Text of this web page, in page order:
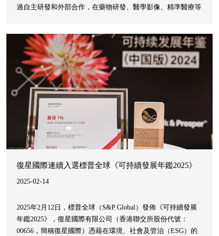
過自主研發和外部合作，在藥物研發、醫學影像、精準醫療等
智能辦公等方面的深入應用，以AI技術提質增效，促進企業管
理效率的提升。
復星國際連續入選標普全球《可持續發展年鑑2025》
2025-02-14
2025年2月12日，標普全球（S&P Global）發佈《可持續發展
年鑑2025》，復星國際有限公司（香港聯交所股份代號：
00656，簡稱復星國際）憑藉在環境、社會及管治（ESG）的